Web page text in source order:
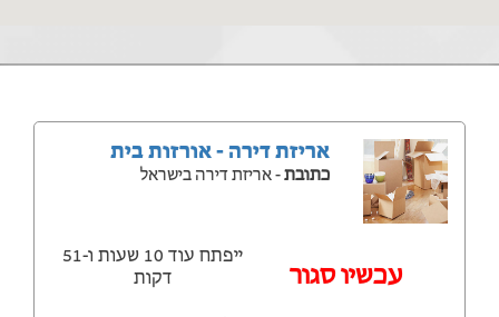
אריזת דירה - אורזות בית
כתובת- אריזת דירה בישראל
עכשיו סגור
ייפתח עוד 10 שעות ‫ו-51
דקות